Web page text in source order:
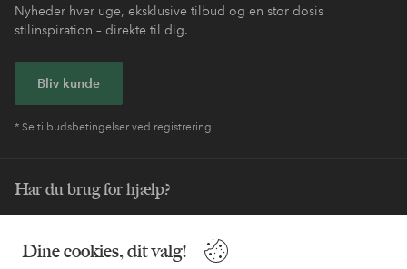
Dine cookies, dit valg!
Nyheder hver uge, eksklusive tilbud og en stor dosis
stilinspiration – direkte til dig.
Bliv kunde
* Se tilbudsbetingelser ved registrering
Har du brug for hjælp?
Du kan også finde oplysninger om, hvordan du kontakter os.